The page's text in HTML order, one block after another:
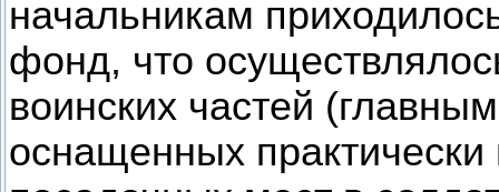
начальникам
фонд, что
воинских частей
оснащенных